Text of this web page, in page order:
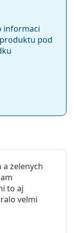
informaci
pod
zelenych
to aj
velmi